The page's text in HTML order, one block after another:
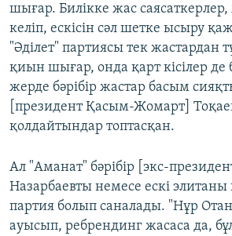
шығар. Билікке жас
келіп, ескісін сәл шетке ысыру
"Әділет" партиясы тек жастардан
қиын шығар, онда қарт кісілер де
жерде бәрібір жастар басым
[президент Қасым-Жомарт]
қолдайтындар топтасқан.
Ал "Аманат" бәрібір [экс-
Назарбаевты немесе ескі
партия болып саналады. "Нұр
ауысып, ребрендинг жасаса да,